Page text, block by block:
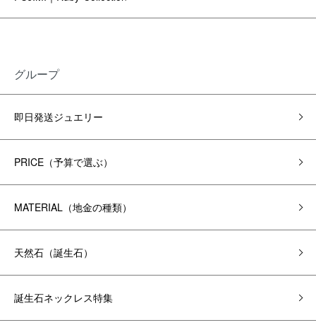
グループ
即日発送ジュエリー
PRICE（予算で選ぶ）
MATERIAL（地金の種類）
天然石（誕生石）
誕生石ネックレス特集